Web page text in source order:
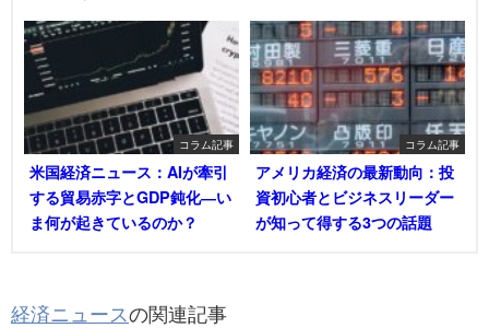
コラム記事
米国経済ニュース：AIが牽引
する貿易赤字とGDP鈍化―い
ま何が起きているのか？
コラム記事
アメリカ経済の最新動向：投
資初心者とビジネスリーダー
が知って得する3つの話題
経済ニュースの関連記事